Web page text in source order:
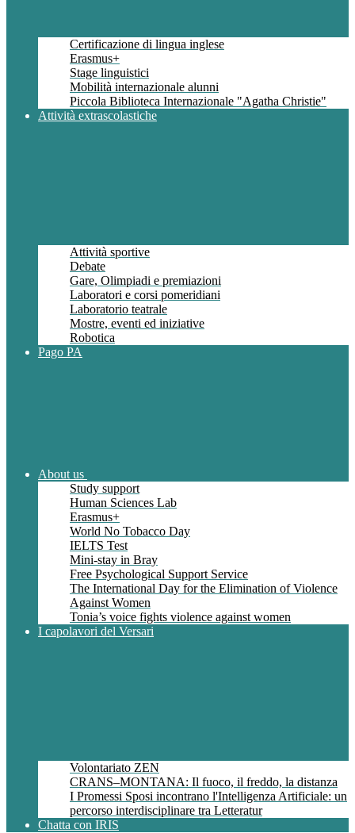
Certificazione di lingua inglese
Erasmus+
Stage linguistici
Mobilità internazionale alunni
Piccola Biblioteca Internazionale "Agatha Christie"
Attività extrascolastiche
Attività sportive
Debate
Gare, Olimpiadi e premiazioni
Laboratori e corsi pomeridiani
Laboratorio teatrale
Mostre, eventi ed iniziative
Robotica
Pago PA
About us
Study support
Human Sciences Lab
Erasmus+
World No Tobacco Day
IELTS Test
Mini-stay in Bray
Free Psychological Support Service
The International Day for the Elimination of Violence
Against Women
Tonia’s voice fights violence against women
I capolavori del Versari
Volontariato ZEN
CRANS–MONTANA: Il fuoco, il freddo, la distanza
I Promessi Sposi incontrano l'Intelligenza Artificiale: un
percorso interdisciplinare tra Letteratur
Chatta con IRIS